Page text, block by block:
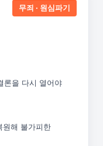
무죄 · 원심파기
론을 다시 열어야
원해 불가피한